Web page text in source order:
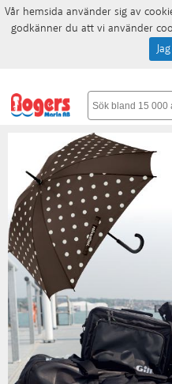
Vår hemsida använder sig av
godkänner du att vi använder